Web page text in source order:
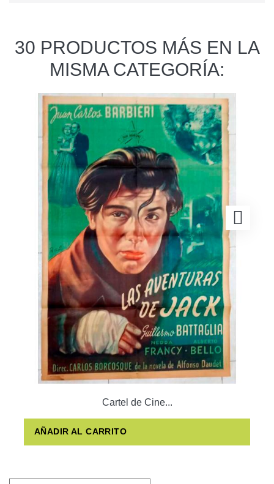
30 PRODUCTOS MÁS EN LA
MISMA CATEGORÍA:
Cartel de Cine...
AÑADIR AL CARRITO